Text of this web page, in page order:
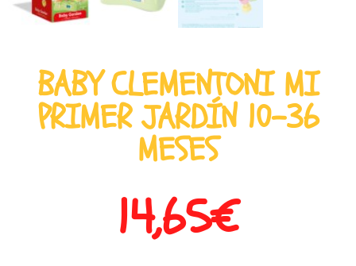
BABY CLEMENTONI MI
PRIMER JARDÍN 10-36
MESES
14,65€